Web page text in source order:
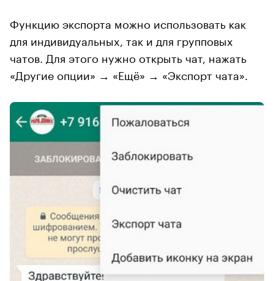
Функцию экспорта можно использовать как
для индивидуальных, так и для групповых
чатов. Для этого нужно открыть чат, нажать
«Другие опции» → «Ещё» → «Экспорт чата».